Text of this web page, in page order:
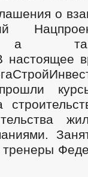
о
а
тренеры